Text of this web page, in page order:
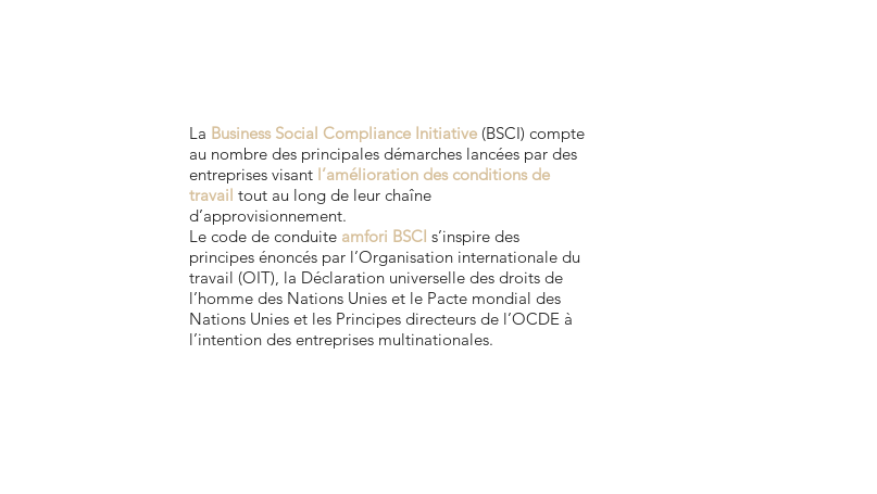
La Business Social Compliance Initiative(BSCI) compte
au nombre des principales démarches lancées par des
entreprises visant l’amélioration des conditions de
travail tout au long de leur chaîne
d’approvisionnement.
Le code de conduite amfori BSCI s’inspire des
principes énoncés par l’Organisation internationale du
travail (OIT), la Déclaration universelle des droits de
l’homme des Nations Unies et le Pacte mondial des
Nations Unies et les Principes directeurs de l’OCDE à
l’intention des entreprises multinationales.